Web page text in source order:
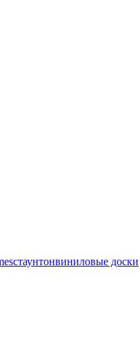
стаунтонвиниловые доски